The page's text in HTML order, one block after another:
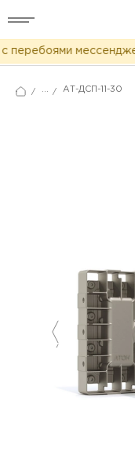
/ ... / АТ-ДСП-11-30